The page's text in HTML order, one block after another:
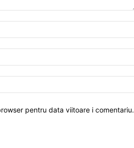
pentru data viitoare i comentariu.